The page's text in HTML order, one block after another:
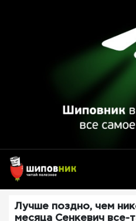
Лучше поздно, чем
месяца Сенкевич все-